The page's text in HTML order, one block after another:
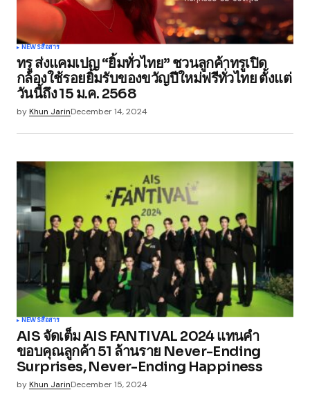
NEWSสื่อสาร
ทรู ส่งแคมเปญ “ยิ้มทั่วไทย” ชวนลูกค้าทรูเปิด
กล้องใช้รอยยิ้มรับของขวัญปีใหม่ฟรีทั่วไทย ตั้งแต่
วันนี้ถึง 15 ม.ค. 2568
byKhun JarinDecember 14, 2024
NEWSสื่อสาร
AIS จัดเต็ม AIS FANTIVAL 2024 แทนคำ
ขอบคุณลูกค้า 51 ล้านราย Never-Ending
Surprises, Never-Ending Happiness
byKhun JarinDecember 15, 2024